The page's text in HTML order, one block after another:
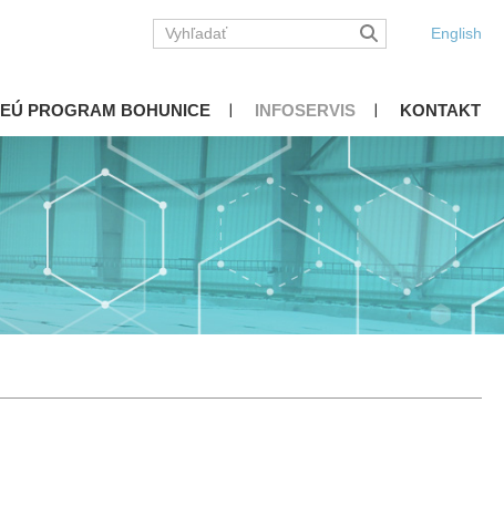
English
EÚ PROGRAM BOHUNICE INFOSERVIS KONTAKT